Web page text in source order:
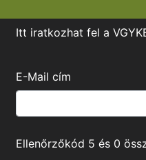
Itt iratkozhat fel a
E-Mail cím
Ellenőrzőkód 5 és 0